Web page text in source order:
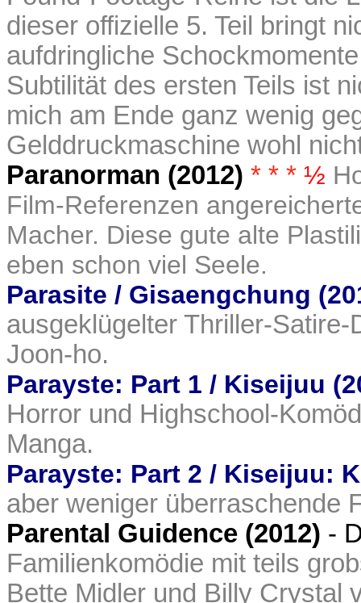
dieser offizielle 5. Teil bringt
aufdringliche
Subtilität des ersten Teils ist
mich am Ende ganz wenig
Gelddruckmaschine wohl
Paranorman (2012) * * * ½
Film-Referenzen
Macher. Diese gute alte
eben schon viel Seele.
Parasite / Gisaengchung
ausgeklügelter Thriller-
Joon-ho.
Parayste: Part 1 / Kiseijuu
Horror und Highschool-
Manga.
Parayste: Part 2 / Kiseijuu:
aber weniger überraschende
Parental Guidence (2012) -
Familienkomödie mit teils
Bette Midler und Billy Crystal